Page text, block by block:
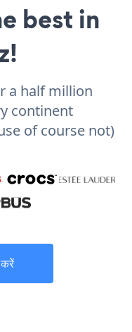
best in
a half million
continent
of course not)
करें